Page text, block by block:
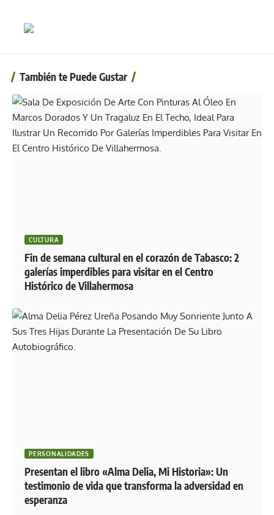
También te Puede Gustar
CULTURA
Fin de semana cultural en el corazón de Tabasco: 2
galerías imperdibles para visitar en el Centro
Histórico de Villahermosa
PERSONALIDADES
Presentan el libro «Alma Delia, Mi Historia»: Un
testimonio de vida que transforma la adversidad en
esperanza